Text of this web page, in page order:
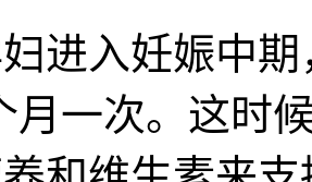
入妊娠中期
月一次。这时